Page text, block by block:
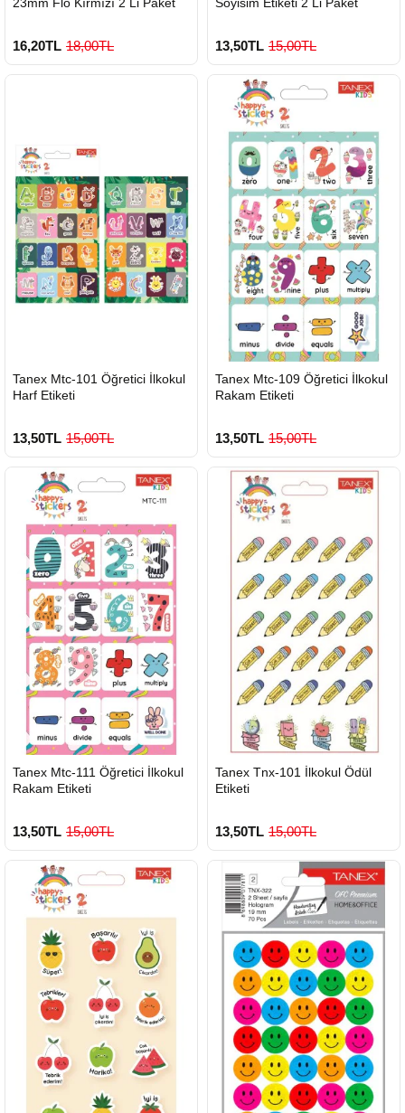
23mm Flo Kırmızı 2 Li Paket
16,20TL 18,00TL
Soyisim Etiketi 2 Li Paket
13,50TL 15,00TL
GÖNDERİ
Tanex Mtc-101 Öğretici İlkokul
Harf Etiketi
13,50TL 15,00TL
GÖNDERİ
Tanex Mtc-109 Öğretici İlkokul
Rakam Etiketi
13,50TL 15,00TL
GÖNDERİ
Tanex Mtc-111 Öğretici İlkokul
Rakam Etiketi
13,50TL 15,00TL
GÖNDERİ
Tanex Tnx-101 İlkokul Ödül
Etiketi
13,50TL 15,00TL